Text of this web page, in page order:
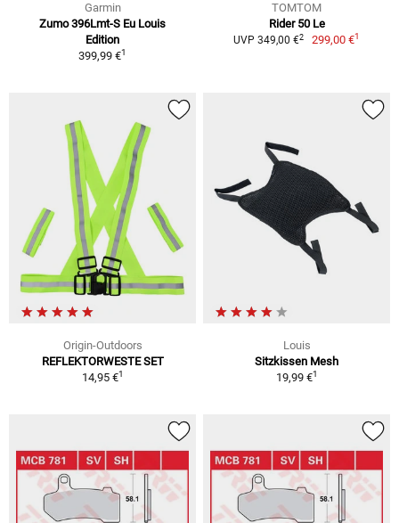
Garmin
Zumo 396Lmt-S Eu Louis
Edition
399,99 €1
TOMTOM
Rider 50 Le
UVP 349,00 €2 299,00 €1
Origin-Outdoors
REFLEKTORWESTE SET
14,95 €1
Louis
Sitzkissen Mesh
19,99 €1